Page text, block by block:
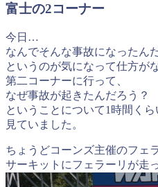
富士の2コーナー
今日…
なんでそんな事故になったん
というのが気になって仕方が
第二コーナーに行って、
なぜ事故が起きたんだろう？
ということについて1時間くら
見ていました。
ちょうどコーンズ主催のフェ
サーキットにフェラーリが走